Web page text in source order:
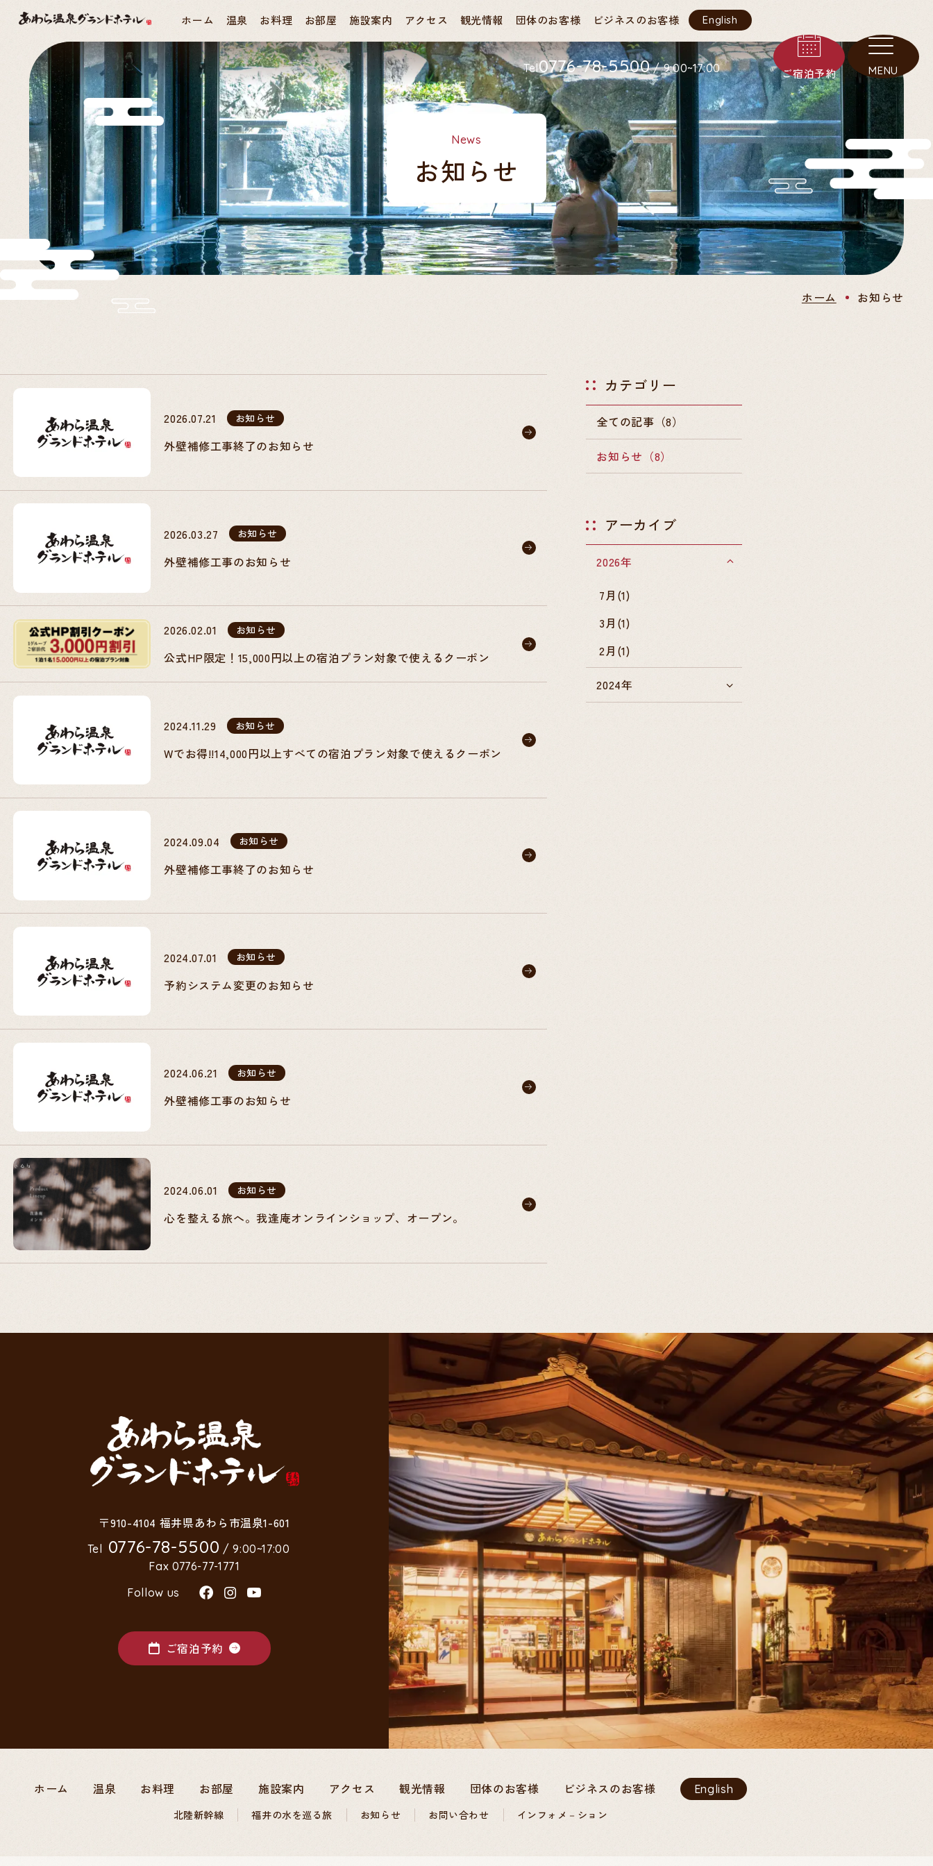
ホーム 温泉 お料理 お部屋 施設案内 アクセス 観光情報 団体のお客様 ビジネスのお客様 English
Tel0776-78-5500/ 9:00~17:00 ご宿泊予約 MENU
お知らせ
News
ホーム お知らせ
2026.07.21 お知らせ
外壁補修工事終了のお知らせ
2026.03.27 お知らせ
外壁補修工事のお知らせ
2026.02.01 お知らせ
公式HP限定！15,000円以上の宿泊プラン対象で使えるクーポン
2024.11.29 お知らせ
Wでお得!!14,000円以上すべての宿泊プラン対象で使えるクーポン
2024.09.04 お知らせ
外壁補修工事終了のお知らせ
2024.07.01 お知らせ
予約システム変更のお知らせ
2024.06.21 お知らせ
外壁補修工事のお知らせ
2024.06.01 お知らせ
心を整える旅へ。我逢庵オンラインショップ、オープン。
カテゴリー
全ての記事（8）
お知らせ（8）
アーカイブ
2026年
7月(1)
3月(1)
2月(1)
2024年
〒910-4104 福井県あわら市温泉1-601
Tel 0776-78-5500 / 9:00~17:00
Fax 0776-77-1771
Follow us
ご宿泊予約
ホーム 温泉 お料理 お部屋 施設案内 アクセス 観光情報 団体のお客様 ビジネスのお客様
English
北陸新幹線
福井の水を巡る旅 お知らせ お問い合わせ インフォメ－ション